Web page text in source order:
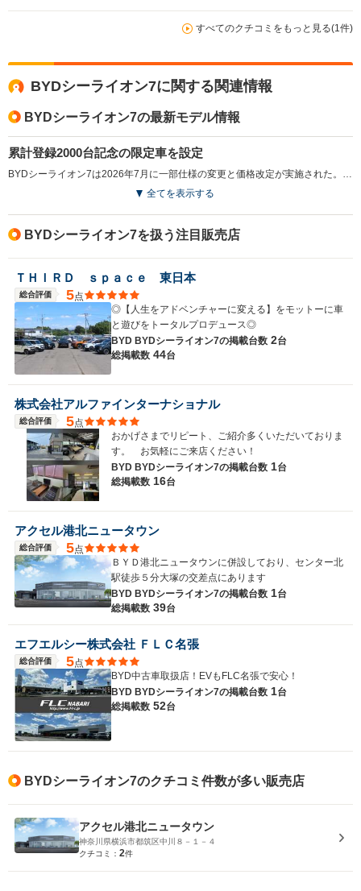
すべてのクチコミをもっと見る(1件)
BYDシーライオン7に関する関連情報
BYDシーライオン7の最新モデル情報
累計登録2000台記念の限定車を設定
BYDシーライオン7は2026年7月に一部仕様の変更と価格改定が実施された。今回のアップデートでは、全モデルにリアトノカバーを標準装備し、荷室のプライバシー性を向上。また、ドアミラーの可動域が見直され、後方視認性も改善された。これに伴い、車両価格は両グレードとも3.3万円引き上げられた。同時に、発売から約1年で累計登録2000台を達成したことを記念した初の特別限定車「BYDシーライオン7 リミテッド」も設定。後輪駆動モデルをベースに、新色のラベンダーを採用した特別仕様となっている。販売台数は20台限定で、BYDのフラッグシップBEVとして支持を集めるモデルの節目を記念する1台として投入された。（2026.7）
全てを表示する
BYDシーライオン7を扱う注目販売店
ＴＨＩＲＤ ｓｐａｃｅ 東日本
総合評価 5点
◎【人生をアドベンチャーに変える】をモットーに車
と遊びをトータルプロデュース◎
BYD BYDシーライオン7の掲載台数 2台
総掲載数 44台
株式会社アルファインターナショナル
総合評価 5点
おかげさまでリピート、ご紹介多くいただいておりま
す。 お気軽にご来店ください！
BYD BYDシーライオン7の掲載台数 1台
総掲載数 16台
アクセル港北ニュータウン
総合評価 5点
ＢＹＤ港北ニュータウンに併設しており、センター北
駅徒歩５分大塚の交差点にあります
BYD BYDシーライオン7の掲載台数 1台
総掲載数 39台
エフエルシー株式会社 ＦＬＣ名張
総合評価 5点
BYD中古車取扱店！EVもFLC名張で安心！
BYD BYDシーライオン7の掲載台数 1台
総掲載数 52台
BYDシーライオン7のクチコミ件数が多い販売店
アクセル港北ニュータウン
神奈川県横浜市都筑区中川８－１－４
クチコミ： 2件